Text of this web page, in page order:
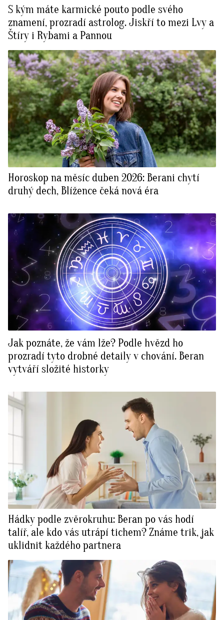
S kým máte karmické pouto podle svého
znamení, prozradí astrolog. Jiskří to mezi Lvy a
Štíry i Rybami a Pannou
Horoskop na měsíc duben 2026: Berani chytí
druhý dech, Blížence čeká nová éra
Jak poznáte, že vám lže? Podle hvězd ho
prozradí tyto drobné detaily v chování. Beran
vytváří složité historky
Hádky podle zvěrokruhu: Beran po vás hodí
talíř, ale kdo vás utrápí tichem? Známe trik, jak
uklidnit každého partnera